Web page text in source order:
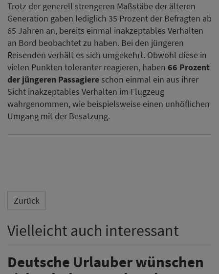
Trotz der generell strengeren Maßstäbe der älteren
Generation gaben lediglich 35 Prozent der Befragten ab
65 Jahren an, bereits einmal inakzeptables Verhalten
an Bord beobachtet zu haben. Bei den jüngeren
Reisenden verhält es sich umgekehrt. Obwohl diese in
vielen Punkten toleranter reagieren, haben 66 Prozent
der jüngeren Passagiere schon einmal ein aus ihrer
Sicht inakzeptables Verhalten im Flugzeug
wahrgenommen, wie beispielsweise einen unhöflichen
Umgang mit der Besatzung.
Zurück
Vielleicht auch interessant
Deutsche Urlauber wünschen